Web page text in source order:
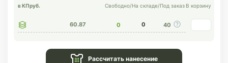
в КПруб. Свободно/На складе/Под заказ В корзину
60.87 0 0 40
Рассчитать нанесение